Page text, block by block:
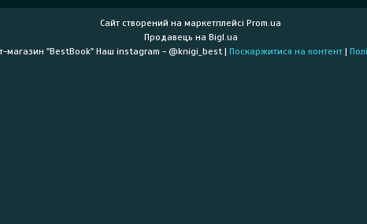
Сайт створений на маркетплейсі Prom.ua
Продавець на Bigl.ua
Книжковий інтернет-магазин "BestBook" Наш instagram - @knigi_best | Поскаржитися на контент |